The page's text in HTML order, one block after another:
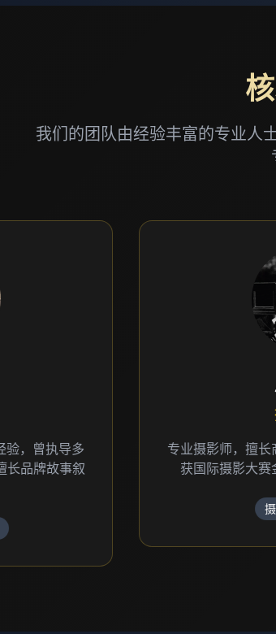
我们的团队由经验丰富的专业人
验，曾执导多
长品牌故事叙
专业摄影师，擅
获国际摄影大赛